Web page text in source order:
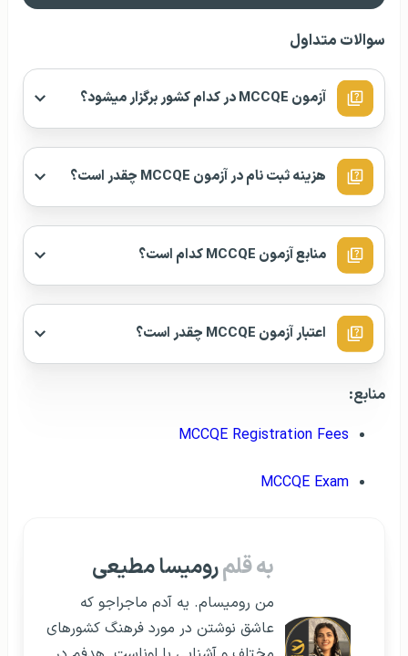
سوالات متداول
آزمون MCCQE در کدام کشور برگزار میشود؟
هزینه ثبت نام در آزمون MCCQE چقدر است؟
منابع آزمون MCCQE کدام است؟
اعتبار آزمون MCCQE چقدر است؟
منابع:
MCCQE Registration Fees
MCCQE Exam
به قلمرومیسا مطیعی
من رومیسام. یه آدم ماجراجو که
عاشق نوشتن در مورد فرهنگ کشورهای